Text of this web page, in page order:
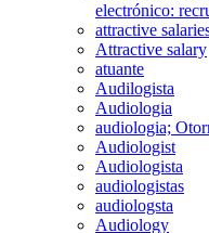
electrónico:
attractive
Attractive salary
atuante
Audilogista
Audiologia
audiologia;
Audiologist
Audiologista
audiologistas
audiologsta
Audiology